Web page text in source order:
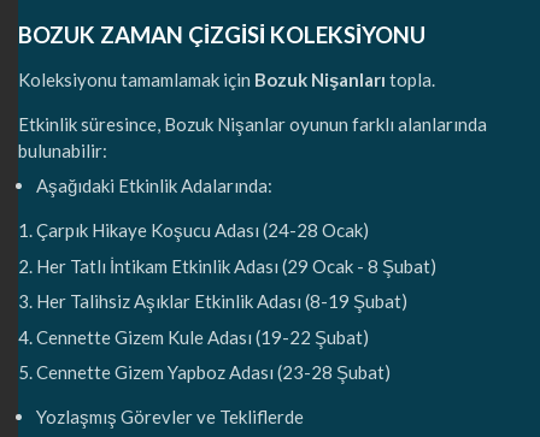
BOZUK ZAMAN ÇİZGİSİ KOLEKSİYONU
Koleksiyonu tamamlamak için Bozuk Nişanları topla.
Etkinlik süresince, Bozuk Nişanlar oyunun farklı alanlarında
bulunabilir:
Aşağıdaki Etkinlik Adalarında:
Çarpık Hikaye Koşucu Adası (24-28 Ocak)
Her Tatlı İntikam Etkinlik Adası (29 Ocak - 8 Şubat)
Her Talihsiz Aşıklar Etkinlik Adası (8-19 Şubat)
Cennette Gizem Kule Adası (19-22 Şubat)
Cennette Gizem Yapboz Adası (23-28 Şubat)
Yozlaşmış Görevler ve Tekliflerde